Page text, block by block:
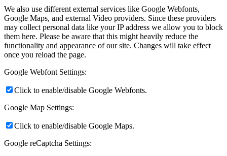
We also use different external services like Google Webfonts,
Google Maps, and external Video providers. Since these providers
may collect personal data like your IP address we allow you to block
them here. Please be aware that this might heavily reduce the
functionality and appearance of our site. Changes will take effect
once you reload the page.
Google Webfont Settings:
Click to enable/disable Google Webfonts.
Google Map Settings:
Click to enable/disable Google Maps.
Google reCaptcha Settings: